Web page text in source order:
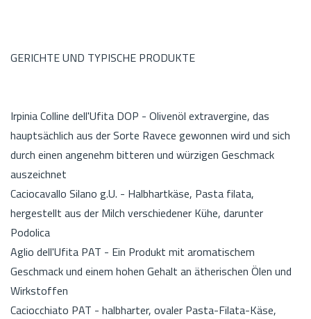
GERICHTE UND TYPISCHE PRODUKTE
Irpinia Colline dell'Ufita DOP - Olivenöl extravergine, das
hauptsächlich aus der Sorte Ravece gewonnen wird und sich
durch einen angenehm bitteren und würzigen Geschmack
auszeichnet
Caciocavallo Silano g.U. - Halbhartkäse, Pasta filata,
hergestellt aus der Milch verschiedener Kühe, darunter
Podolica
Aglio dell'Ufita PAT - Ein Produkt mit aromatischem
Geschmack und einem hohen Gehalt an ätherischen Ölen und
Wirkstoffen
Caciocchiato PAT - halbharter, ovaler Pasta-Filata-Käse,